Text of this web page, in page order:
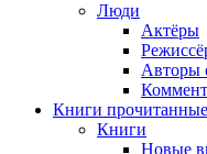
Люди
Актёры
Авторы
Книги прочитанные
Книги
Новые